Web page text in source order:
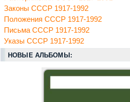
Законы СССР 1917-1992
Положения СССР 1917-1992
Письма СССР 1917-1992
Указы СССР 1917-1992
НОВЫЕ АЛЬБОМЫ: